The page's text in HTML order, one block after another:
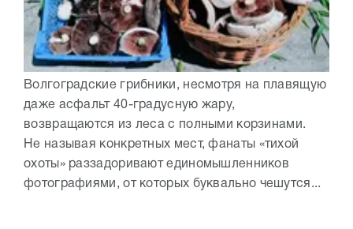
Волгоградские грибники, несмотря на плавящую
даже асфальт 40-градусную жару,
возвращаются из леса с полными корзинами.
Не называя конкретных мест, фанаты «тихой
охоты» раззадоривают единомышленников
фотографиями, от которых буквально чешутся...